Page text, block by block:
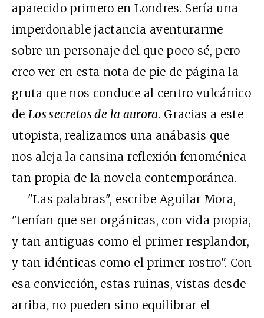
aparecido primero en Londres. Sería una
imperdonable jactancia aventurarme
sobre un personaje del que poco sé, pero
creo ver en esta nota de pie de página la
gruta que nos conduce al centro vulcánico
deLos secretos de la aurora. Gracias a este
utopista, realizamos una anábasis que
nos aleja la cansina reflexión fenoménica
tan propia de la novela contemporánea.
"Las palabras", escribe Aguilar Mora,
"tenían que ser orgánicas, con vida propia,
y tan antiguas como el primer resplandor,
y tan idénticas como el primer rostro". Con
esa convicción, estas ruinas, vistas desde
arriba, no pueden sino equilibrar el